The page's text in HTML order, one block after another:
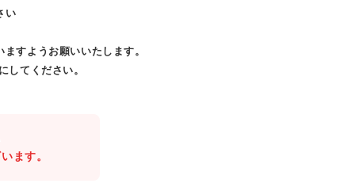
い
すようお願いいたします。
してください。
ます。